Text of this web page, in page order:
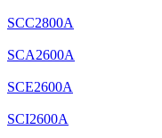
SCC2800A
SCA2600A
SCE2600A
SCI2600A